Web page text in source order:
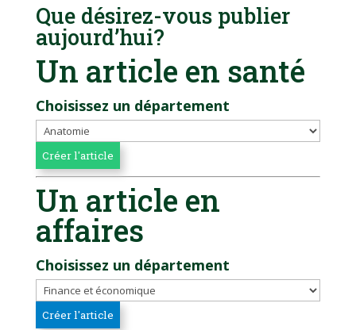
Que désirez-vous publier
aujourd’hui?
Un article en santé
Choisissez un département
Un article en
affaires
Choisissez un département